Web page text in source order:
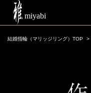
結婚指輪（マリッジリング）TOP